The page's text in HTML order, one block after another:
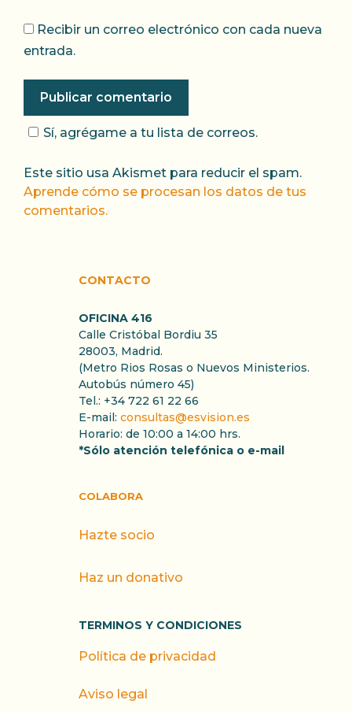
Recibir un correo electrónico con cada nueva
entrada.
Sí, agrégame a tu lista de correos.
Este sitio usa Akismet para reducir el spam.
Aprende cómo se procesan los datos de tus
comentarios.
CONTACTO
OFICINA 416
Calle Cristóbal Bordiu 35
28003, Madrid.
(Metro Rios Rosas o Nuevos Ministerios.
Autobús número 45)
Tel.: +34 722 61 22 66
E-mail: consultas@esvision.es
Horario: de 10:00 a 14:00 hrs.
*Sólo atención telefónica o e-mail
COLABORA
Hazte socio
Haz un donativo
TERMINOS Y CONDICIONES
Política de privacidad
Aviso legal